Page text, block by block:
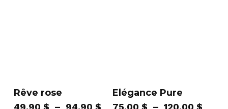
Rêve rose
49.90 $ – 94.90 $Plage
Elégance Pure
75.00$ – 120.00$